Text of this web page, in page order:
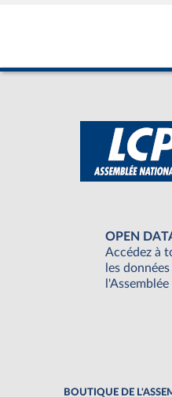
OPEN
Accédez à
les
BOUTIQUE DE